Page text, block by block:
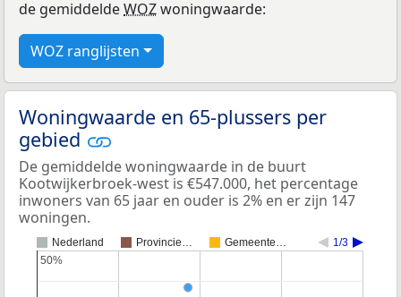
de gemiddeldeWOZwoningwaarde:
WOZ ranglijsten
Woningwaarde en 65-plussers per
gebied
De gemiddelde woningwaarde in de buurt
Kootwijkerbroek-west is €547.000, het percentage
inwoners van 65 jaar en ouder is 2% en er zijn 147
woningen.
Nederland Provincie… Gemeente… 1/3
50%
50%